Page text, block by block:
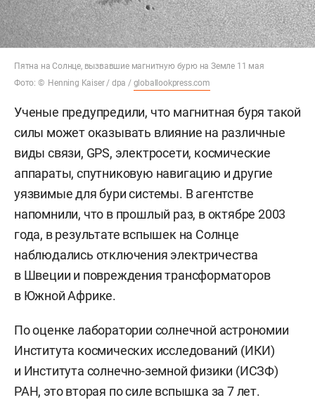
Пятна на Солнце, вызвавшие магнитную бурю на Земле 11 мая
Фото: © Henning Kaiser / dpa / globallookpress.com
Ученые предупредили, что магнитная буря такой
силы может оказывать влияние на различные
виды связи, GPS, электросети, космические
аппараты, спутниковую навигацию и другие
уязвимые для бури системы. В агентстве
напомнили, что в прошлый раз, в октябре 2003
года, в результате вспышек на Солнце
наблюдались отключения электричества
в Швеции и повреждения трансформаторов
в Южной Африке.
По оценке лаборатории солнечной астрономии
Института космических исследований (ИКИ)
и Института солнечно-земной физики (ИСЗФ)
РАН, это вторая по силе вспышка за 7 лет.